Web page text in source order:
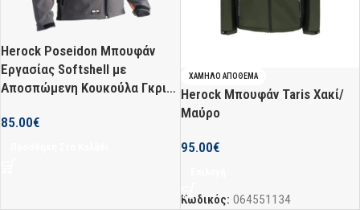
Herock Poseidon Μπουφάν
Εργασίας Softshell με
Αποσπώμενη Κουκούλα Γκρι
85.00€
ΧΑΜΗΛΌ ΑΠΌΘΕΜΑ
Herock Μπουφάν Taris Χακί/
Μαύρο
95.00€
Κωδικός: 064551134